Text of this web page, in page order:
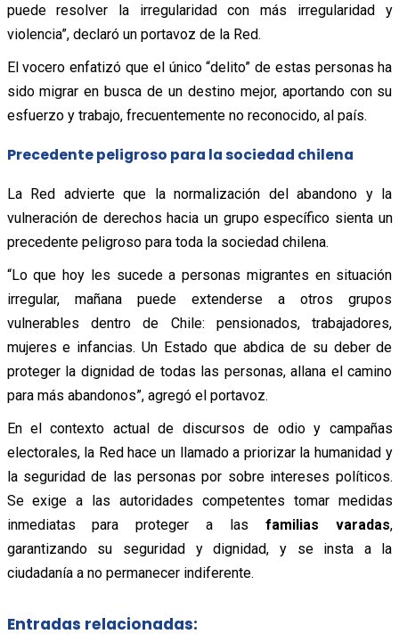
puede resolver la irregularidad con más irregularidad y
violencia”, declaró un portavoz de la Red.
El vocero enfatizó que el único “delito” de estas personas ha
sido migrar en busca de un destino mejor, aportando con su
esfuerzo y trabajo, frecuentemente no reconocido, al país.
Precedente peligroso para la sociedad chilena
La Red advierte que la normalización del abandono y la
vulneración de derechos hacia un grupo específico sienta un
precedente peligroso para toda la sociedad chilena.
“Lo que hoy les sucede a personas migrantes en situación
irregular, mañana puede extenderse a otros grupos
vulnerables dentro de Chile: pensionados, trabajadores,
mujeres e infancias. Un Estado que abdica de su deber de
proteger la dignidad de todas las personas, allana el camino
para más abandonos”, agregó el portavoz.
En el contexto actual de discursos de odio y campañas
electorales, la Red hace un llamado a priorizar la humanidad y
la seguridad de las personas por sobre intereses políticos.
Se exige a las autoridades competentes tomar medidas
inmediatas para proteger a las familias varadas,
garantizando su seguridad y dignidad, y se insta a la
ciudadanía a no permanecer indiferente.
Entradas relacionadas: